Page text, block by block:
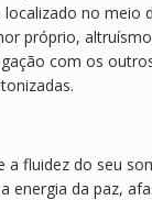
no meio
próprio,
com os
fluidez do seu
da paz,